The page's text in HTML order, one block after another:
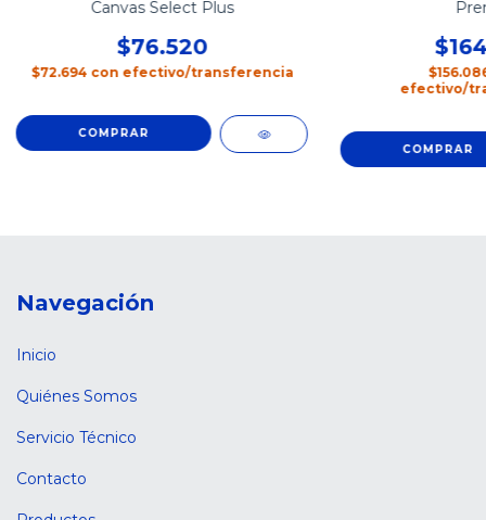
Canvas Select Plus
$76.520
$72.694 con efectivo/transferencia
efectivo/
Navegación
Inicio
Quiénes Somos
Servicio Técnico
Contacto